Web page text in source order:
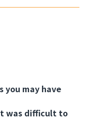
you may have
was difficult to